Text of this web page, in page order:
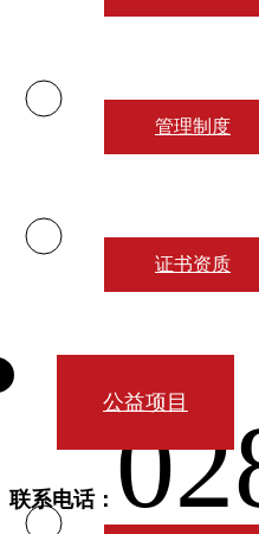
联系电话：
管理制度
证书资质
公益项目